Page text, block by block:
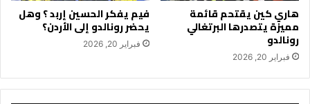
هاري كين يقتحم قائمة
مميزة يتصدرها البرتغالي
رونالدو
فبراير 20, 2026
فيم يفكر الحسين إربد ؟ وهل
يحضر رونالدو إلى الأردن؟
فبراير 20, 2026